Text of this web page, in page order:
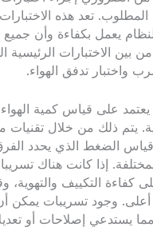
المطلوب. تعد هذه
يعمل بكفاءة وأن جميع
بين الاختبارات الرئيسية
واختبار تدفق الهواء.
يعتمد على قياس كمية
يتم ذلك من خلال تقنيات
قياس الضغط الذي يحدد
إذا كانت هناك
التكييف والتهوية،
وجود تسريبات يمكن
مما يستدعي إصلاحات أو